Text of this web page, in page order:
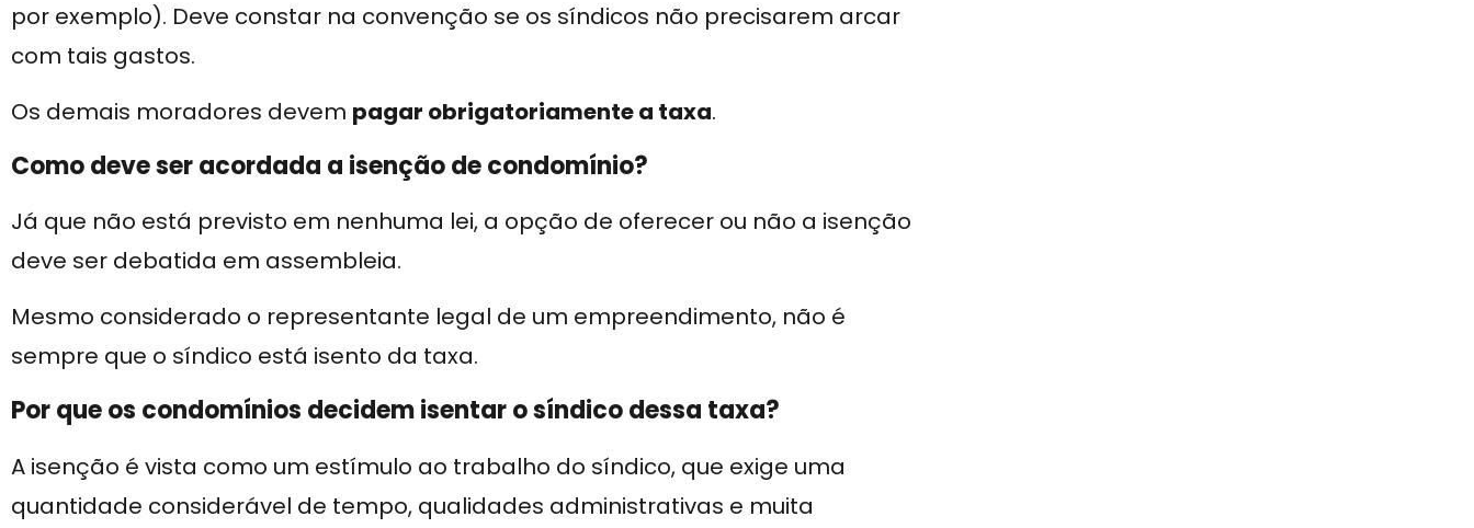
por exemplo). Deve constar na convenção se os síndicos não precisarem arcar
com tais gastos.
Os demais moradores devem pagar obrigatoriamente a taxa.
Como deve ser acordada a isenção de condomínio?
Já que não está previsto em nenhuma lei, a opção de oferecer ou não a isenção
deve ser debatida em assembleia.
Mesmo considerado o representante legal de um empreendimento, não é
sempre que o síndico está isento da taxa.
Por que os condomínios decidem isentar o síndico dessa taxa?
A isenção é vista como um estímulo ao trabalho do síndico, que exige uma
quantidade considerável de tempo, qualidades administrativas e muita